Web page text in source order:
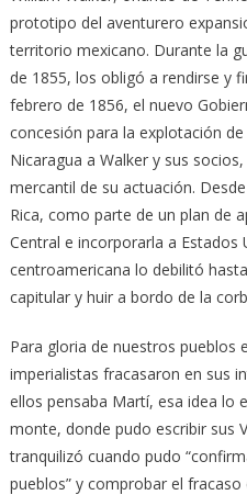
prototipo del aventurero
territorio mexicano. Durante la
de 1855, los obligó a rendirse y
febrero de 1856, el nuevo
concesión para la explotación
Nicaragua a Walker y sus
mercantil de su actuación.
Rica, como parte de un plan de
Central e incorporarla a Estados
centroamericana lo debilitó
capitular y huir a bordo de la
Para gloria de nuestros pueblos
imperialistas fracasaron en sus
ellos pensaba Martí, esa idea lo
monte, donde pudo escribir sus
tranquilizó cuando pudo
pueblos” y comprobar el